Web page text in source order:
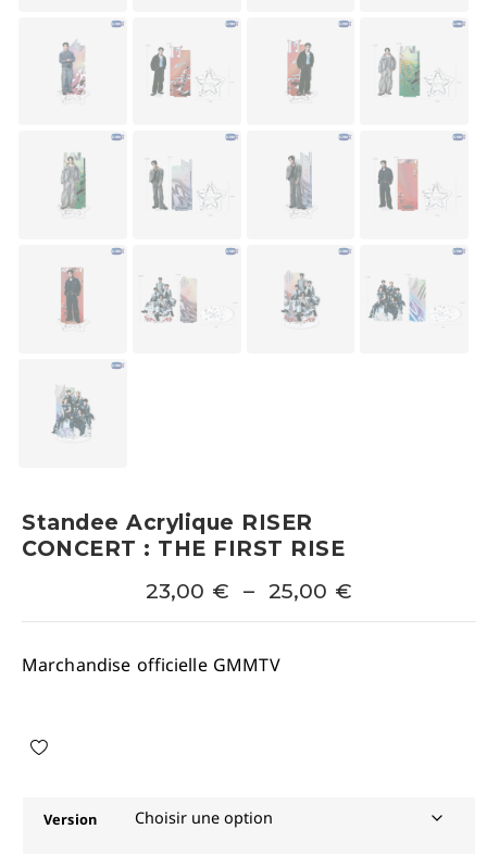
Standee Acrylique RISER
CONCERT : THE FIRST RISE
23,00 € – 25,00 €
Marchandise officielle GMMTV
Version